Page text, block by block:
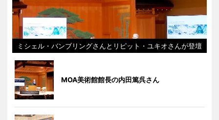
ミシェル・バンブリングさんとリピット・ユキオさんが登壇
MOA美術館館長の内田篤呉さん